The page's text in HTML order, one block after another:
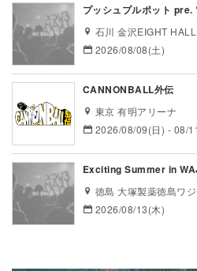
プッシュプルポット
石川 金沢EIGHT HALL
2026/08/08(土)
CANNONBALL外伝
東京 有明アリーナ
2026/08/09(日) - 08/
Exciting Summer in
徳島 大塚製薬徳島ワ
2026/08/13(木)